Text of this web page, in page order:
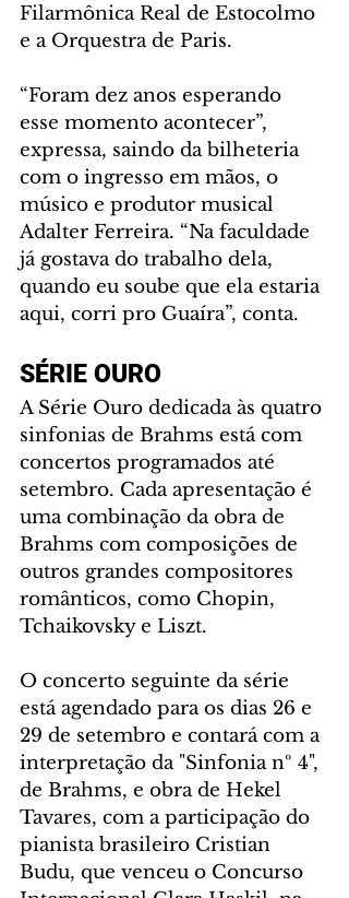
Filarmônica Real de Estocolmo
e a Orquestra de Paris.
“Foram dez anos esperando
esse momento acontecer”,
expressa, saindo da bilheteria
com o ingresso em mãos, o
músico e produtor musical
Adalter Ferreira. “Na faculdade
já gostava do trabalho dela,
quando eu soube que ela estaria
aqui, corri pro Guaíra”, conta.
SÉRIE OURO
A Série Ouro dedicada às quatro
sinfonias de Brahms está com
concertos programados até
setembro. Cada apresentação é
uma combinação da obra de
Brahms com composições de
outros grandes compositores
românticos, como Chopin,
Tchaikovsky e Liszt.
O concerto seguinte da série
está agendado para os dias 26 e
29 de setembro e contará com a
interpretação da "Sinfonia nº 4",
de Brahms, e obra de Hekel
Tavares, com a participação do
pianista brasileiro Cristian
Budu, que venceu o Concurso